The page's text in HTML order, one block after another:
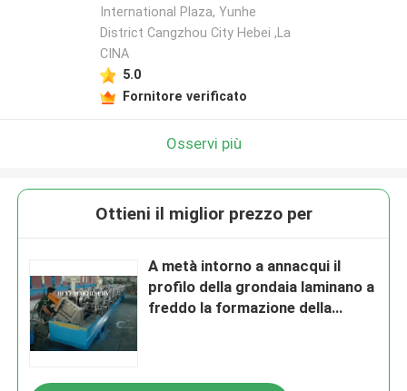
International Plaza, Yunhe
District Cangzhou City Hebei ,La
CINA
5.0
Fornitore verificato
Osservi più
Ottieni il miglior prezzo per
A metà intorno a annacqui il
profilo della grondaia laminano a
freddo la formazione della